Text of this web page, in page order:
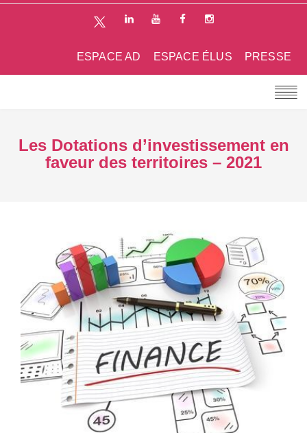
PRESSE
ESPACE ÉLUS
ESPACE AD
Les Dotations d’investissement en
faveur des territoires – 2021